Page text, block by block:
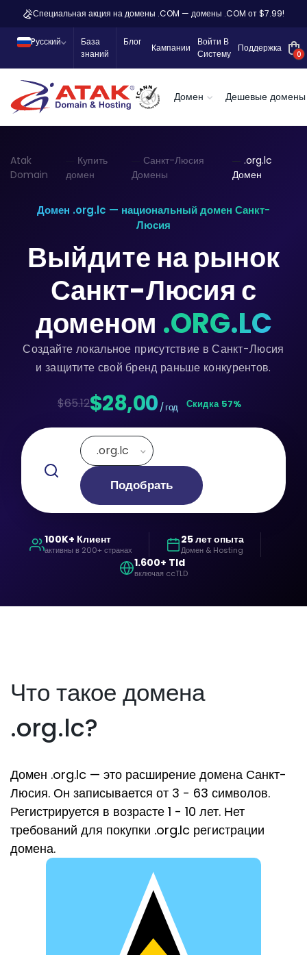
Специальная акция на домены .COM — домены .COM от $7.99!
Pусский
База
знаний
Блог
Кампании
Войти В
Систему
Поддержка
0
Домен Дешевые домены
Atak
Domain
Купить
домен
Санкт-Люсия
Домены
.org.lc
Домен
Домен .org.lc — национальный домен Санкт-
Люсия
Выйдите на рынок
Санкт-Люсия с
доменом .ORG.LC
Создайте локальное присутствие в Санкт-Люсия
и защитите свой бренд раньше конкурентов.
$65.12$28,00 / год Скидка 57%
.org.lc
Подобрать
100K+ Клиент
активны в 200+ странах
25 лет опыта
Домен & Hosting
1.600+ Tld
включая ccTLD
Что такое домена
.org.lc?
Домен .org.lc — это расширение домена Санкт-
Люсия. Он записывается от 3 - 63 символов.
Регистрируется в возрасте 1 - 10 лет. Нет
требований для покупки .org.lc регистрации
домена.